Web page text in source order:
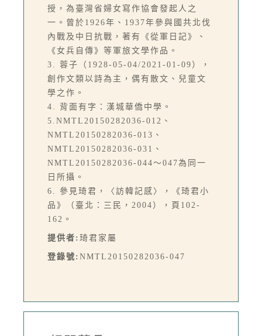
授，為臺灣省婦女寫作協會發起人之
一。曾於1926年、1937年參與國共北伐
內戰及中日抗戰，著有《從軍日記》、
《女兵自傳》等軍旅文學作品。
3. 蓉子（1928-05-04/2021-01-09），
創作文類以詩為主，偶有散文、兒童文
學之作。
4. 背面有字：漢城華僑中學。
5.NMTL20150282036-012、
NMTL20150282036-013、
NMTL20150282036-031、
NMTL20150282036-044～047為同一
日所攝。
6. 參見琦君，〈訪韓記感〉，《琦君小
品》（臺北：三民，2004），頁102-
162。
提供者: 琦君家屬
登錄號: NMTL20150282036-047